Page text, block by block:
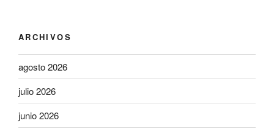
ARCHIVOS
agosto 2026
julio 2026
junio 2026